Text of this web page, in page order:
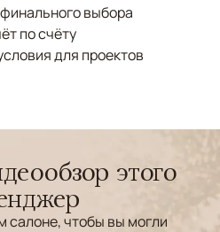
выбора
по счёту
для проектов
этого
чтобы вы могли